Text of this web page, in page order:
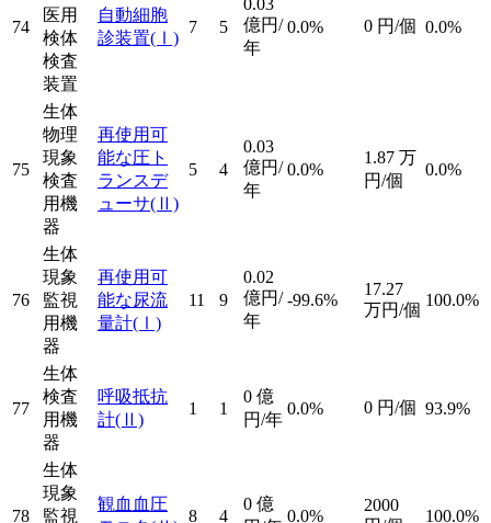
74
医用
検体
検査
装置
自動細胞
診装置(Ⅰ)
7 5
0.03
億円/
年
0.0% 0 円/個 0.0%
75
生体
物理
現象
検査
用機
器
再使用可
能な圧ト
ランスデ
ューサ(Ⅱ)
5 4
0.03
億円/
年
0.0%
1.87 万
円/個
0.0%
76
生体
現象
監視
用機
器
再使用可
能な尿流
量計(Ⅰ)
11 9
0.02
億円/
年
-99.6%
17.27
万円/個
100.0%
77
生体
検査
用機
器
呼吸抵抗
計(Ⅱ)
1 1
0 億
円/年
0.0% 0 円/個 93.9%
78
生体
現象
監視
観血血圧
8 4
0 億
0.0%
2000
100.0%